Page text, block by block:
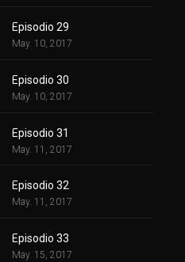
Episodio 29
May. 10, 2017
Episodio 30
May. 10, 2017
Episodio 31
May. 11, 2017
Episodio 32
May. 11, 2017
Episodio 33
May. 15, 2017